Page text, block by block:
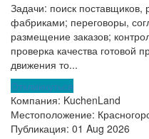
Задачи: поиск поставщиков,
фабриками; переговоры,
размещение заказов;
проверка качества готовой
движения то...
Откликнуться
Компания: KuchenLand
Местоположение:
Публикация: 01 Aug 2026